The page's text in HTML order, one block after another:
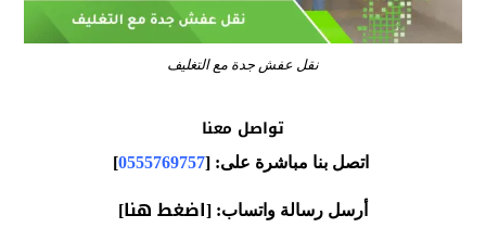
نقل عفش جدة مع التغليف
تواصل معنا
اتصل بنا مباشرة على: [0555769757
]
أرسل رسالة واتساب: [اضغط هنا]